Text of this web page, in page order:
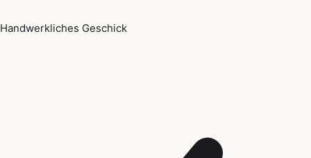
Handwerkliches Geschick